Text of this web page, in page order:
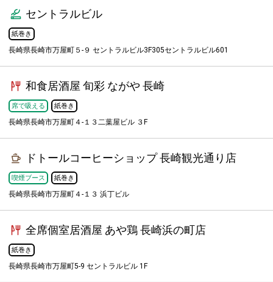
セントラルビル
紙巻き
長崎県長崎市万屋町５-９ セントラルビル3F305セントラルビル601
和食居酒屋 旬彩 ながや 長崎
席で吸える 紙巻き
長崎県長崎市万屋町４-１３二葉屋ビル ３F
ドトールコーヒーショップ 長崎観光通り店
喫煙ブース 紙巻き
長崎県長崎市万屋町４-１３ 浜丁ビル
全席個室居酒屋 あや鶏 長崎浜の町店
紙巻き
長崎県長崎市万屋町5-9 セントラルビル 1F